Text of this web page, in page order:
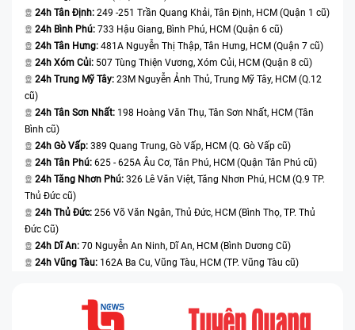
24h Tân Định: 249 -251 Trần Quang Khải, Tân Định, HCM (Quận 1 cũ)
24h Bình Phú: 733 Hậu Giang, Bình Phú, HCM (Quận 6 cũ)
24h Tân Hưng: 481A Nguyễn Thị Thập, Tân Hưng, HCM (Quận 7 cũ)
24h Xóm Củi: 507 Tùng Thiện Vương, Xóm Củi, HCM (Quận 8 cũ)
24h Trung Mỹ Tây: 23M Nguyễn Ảnh Thủ, Trung Mỹ Tây, HCM (Q.12
cũ)
24h Tân Sơn Nhất: 198 Hoàng Văn Thụ, Tân Sơn Nhất, HCM (Tân
Bình cũ)
24h Gò Vấp: 389 Quang Trung, Gò Vấp, HCM (Q. Gò Vấp cũ)
24h Tân Phú: 625 - 625A Âu Cơ, Tân Phú, HCM (Quận Tân Phú cũ)
24h Tăng Nhơn Phú: 326 Lê Văn Việt, Tăng Nhơn Phú, HCM (Q.9 TP.
Thủ Đức cũ)
24h Thủ Đức: 256 Võ Văn Ngân, Thủ Đức, HCM (Bình Thọ, TP. Thủ
Đức Cũ)
24h Dĩ An: 70 Nguyễn An Ninh, Dĩ An, HCM (Bình Dương Cũ)
24h Vũng Tàu: 162A Ba Cu, Vũng Tàu, HCM (TP. Vũng Tàu cũ)